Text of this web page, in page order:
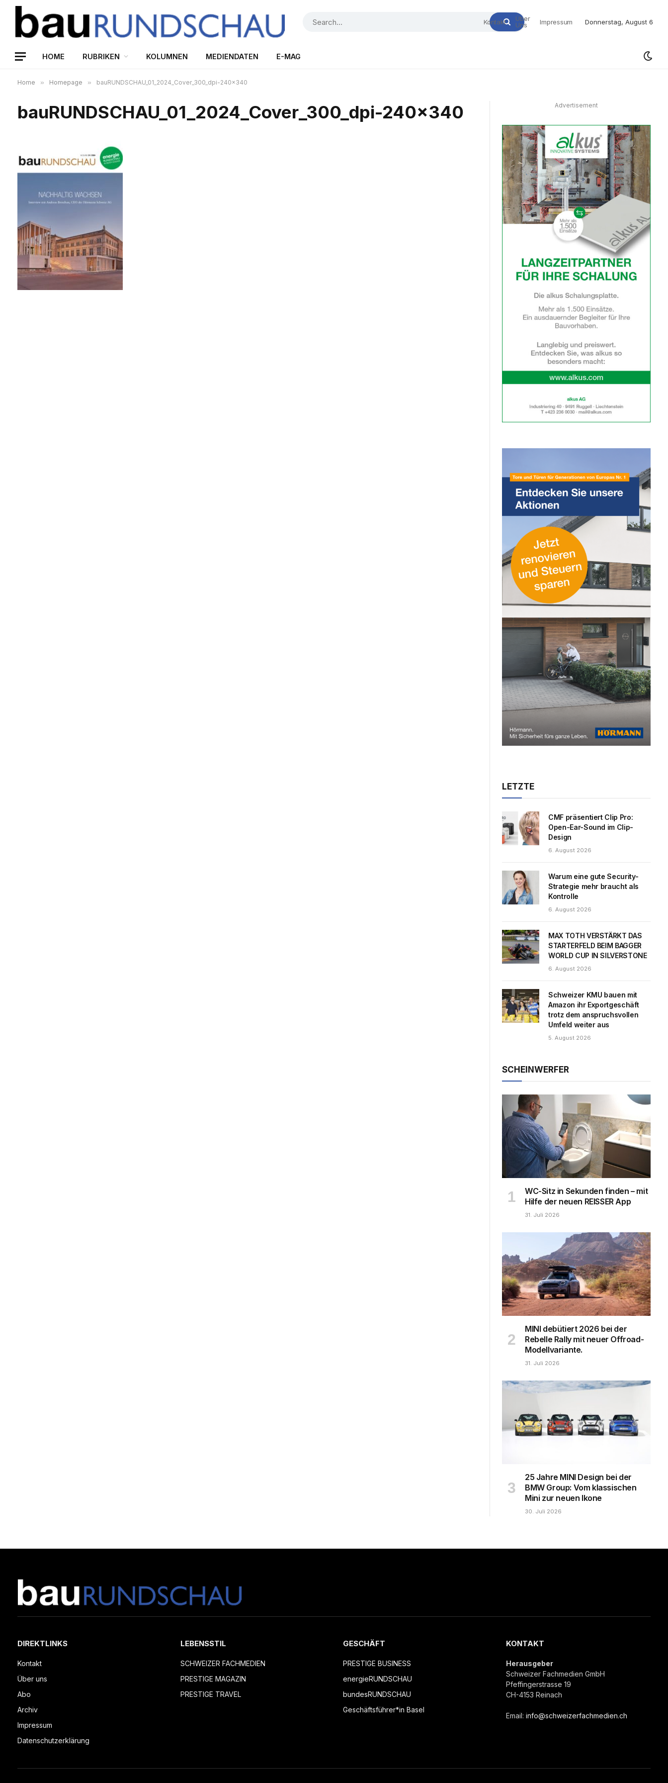
Kontakt
Über
Uns
Impressum Donnerstag, August 6
HOME RUBRIKEN KOLUMNEN MEDIENDATEN E-MAG
Home » Homepage » bauRUNDSCHAU_01_2024_Cover_300_dpi-240×340
bauRUNDSCHAU_01_2024_Cover_300_dpi-240×340 Advertisement
LETZTE
CMF präsentiert Clip Pro:
Open-Ear-Sound im Clip-
Design
6. August 2026
Warum eine gute Security-
Strategie mehr braucht als
Kontrolle
6. August 2026
MAX TOTH VERSTÄRKT DAS
STARTERFELD BEIM BAGGER
WORLD CUP IN SILVERSTONE
6. August 2026
Schweizer KMU bauen mit
Amazon ihr Exportgeschäft
trotz dem anspruchsvollen
Umfeld weiter aus
5. August 2026
SCHEINWERFER
WC-Sitz in Sekunden finden – mit
Hilfe der neuen REISSER App
31. Juli 2026
MINI debütiert 2026 bei der
Rebelle Rally mit neuer Offroad-
Modellvariante.
31. Juli 2026
25 Jahre MINI Design bei der
BMW Group: Vom klassischen
Mini zur neuen Ikone
30. Juli 2026
DIREKTLINKS
Kontakt
Über uns
Abo
Archiv
Impressum
Datenschutzerklärung
LEBENSSTIL
SCHWEIZER FACHMEDIEN
PRESTIGE MAGAZIN
PRESTIGE TRAVEL
GESCHÄFT
PRESTIGE BUSINESS
energieRUNDSCHAU
bundesRUNDSCHAU
Geschäftsführer*in Basel
KONTAKT
Herausgeber
Schweizer Fachmedien GmbH
Pfeffingerstrasse 19
CH-4153 Reinach
Email: info@schweizerfachmedien.ch